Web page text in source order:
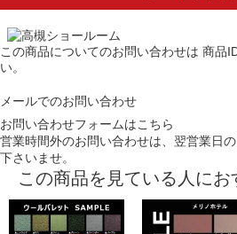
この商品についてのお問い合わせは 商品
い。
メールでのお問い合わせ
お問い合わせフォームはこちら
営業時間外のお問い合わせは、翌営業日
下さいませ。
この商品を見ている人にお